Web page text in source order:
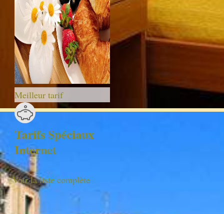
Meilleur tarif
Tarifs Spéciaux
Internet
Voir la liste complète